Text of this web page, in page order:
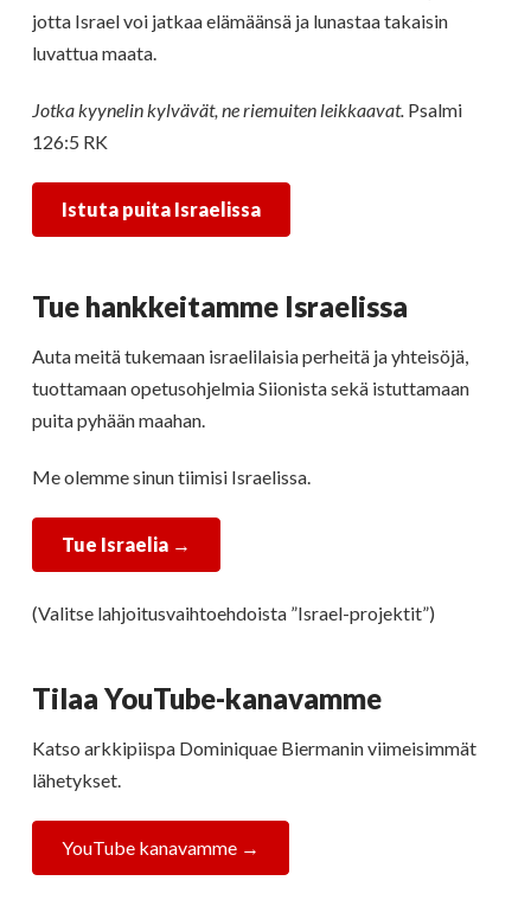
jotta Israel voi jatkaa elämäänsä ja lunastaa takaisin
luvattua maata.
Jotka kyynelin kylvävät, ne riemuiten leikkaavat.Psalmi
126:5 RK
Istuta puita Israelissa
Tue hankkeitamme Israelissa
Auta meitä tukemaan israelilaisia perheitä ja yhteisöjä,
tuottamaan opetusohjelmia Siionista sekä istuttamaan
puita pyhään maahan.
Me olemme sinun tiimisi Israelissa.
Tue Israelia→
(Valitse lahjoitusvaihtoehdoista ”Israel-projektit”)
Tilaa YouTube-kanavamme
Katso arkkipiispa Dominiquae Biermanin viimeisimmät
lähetykset.
YouTube kanavamme →